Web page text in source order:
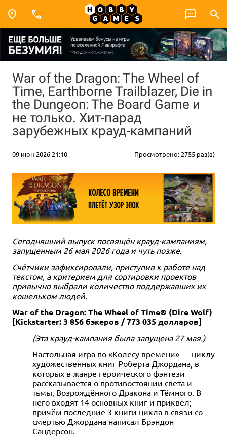
War of the Dragon: The Wheel of
Time, Earthborne Trailblazer, Die in
the Dungeon: The Board Game и
не только. Хит-парад
зарубежных крауд-кампаний
09 июн 2026 21:10 Просмотрено: 2755 раз(а)
Сегодняшний выпуск посвящён крауд-кампаниям,
запущенным 26 мая 2026 года и чуть позже.
Счётчики зафиксировали, приступив к работе над
текстом, а критерием для сортировки проектов
привычно выбрали количество поддержавших их
кошельком людей.
War of the Dragon: The Wheel of Time® (Dire Wolf)
[Kickstarter: 3 856 бэкеров / 773 035 долларов]
(Эта крауд-кампания была запущена 27 мая.)
Настольная игра по «Колесу времени» — циклу
художественных книг Роберта Джордана, в
которых в жанре героического фэнтези
рассказывается о противостоянии света и
тьмы, Возрождённого Дракона и Тёмного. В
него входят 14 основных книг и приквел;
причём последние 3 книги цикла в связи со
смертью Джордана написал Брэндон
Сандерсон.